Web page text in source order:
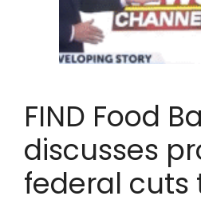
FIND Food
discusses
federal cuts